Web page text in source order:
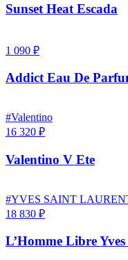
Sunset Heat Escada
1 090 ₽
Addict Eau De
#Valentino
16 320 ₽
Valentino V Ete
#YVES SAINT
18 830 ₽
L’Homme Libre